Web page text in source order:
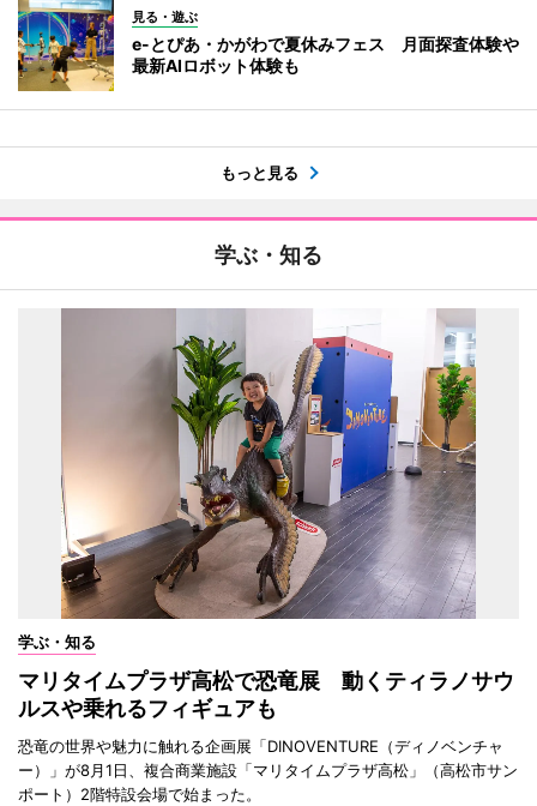
見る・遊ぶ
e-とぴあ・かがわで夏休みフェス 月面探査体験や
最新AIロボット体験も
もっと見る
学ぶ・知る
学ぶ・知る
マリタイムプラザ高松で恐竜展 動くティラノサウ
ルスや乗れるフィギュアも
恐竜の世界や魅力に触れる企画展「DINOVENTURE（ディノベンチャ
ー）」が8月1日、複合商業施設「マリタイムプラザ高松」（高松市サン
ポート）2階特設会場で始まった。